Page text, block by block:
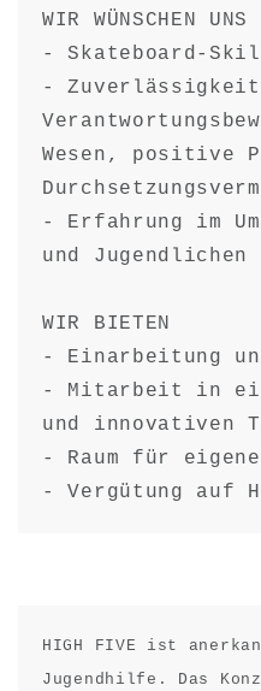
WIR WÜNSCHEN UNS
- Skateboard-
-
Wesen, positive
- Erfahrung im
und Jugendlichen
WIR BIETEN
- Einarbeitung
- Mitarbeit in
und innovativen
- Raum für
- Vergütung auf
HIGH FIVE ist
Jugendhilfe. Das